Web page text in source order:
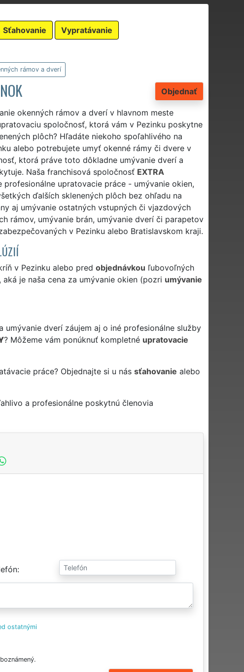
Sťahovanie Vypratávanie
rámov a dverí
Objednať
okenných rámov a dverí v hlavnom meste
spoločnosť, ktorá vám v Pezinku poskytne
plôch? Hľadáte niekoho spoľahlivého na
alebo potrebujete umyť okenné rámy či dvere v
ktorá práve toto dôkladne umývanie dverí a
Naša franchisová spoločnosť EXTRA
upratovacie práce - umývanie okien,
ďalších sklenených plôch bez ohľadu na
aj umývanie ostatných vstupných či vjazdových
rámov, umývanie brán, umývanie dverí či parapetov
v Pezinku alebo Bratislavskom kraji.
v Pezinku alebo pred objednávkou ľubovoľných
je naša cena za umývanie okien (pozri umývanie
umývanie dverí záujem aj o iné profesionálne služby
? Môžeme vám ponúknuť kompletné upratovacie
práce? Objednajte si u nás sťahovanie alebo
a profesionálne poskytnú členovia
ostatnými